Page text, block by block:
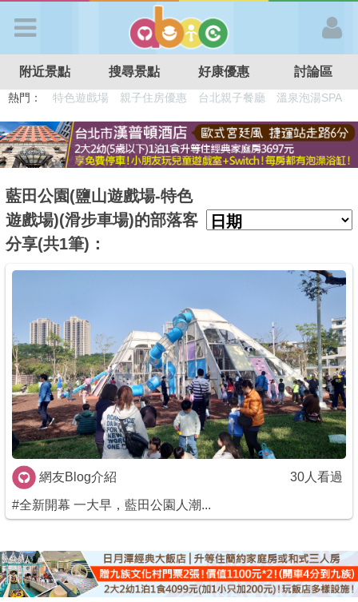
APP登入
首 頁
好康優惠
最新留言
商家合作
推薦景點
討論區
APP下載
附近景點 搜尋景點 好康優惠 討論區
熱門： 特色遊戲場 親子住房優惠 台北親子餐廳
溫泉泡湯SPA
藍田公園(鹽山遊戲場-特色
遊戲場)(滑步車場)的部落客
分享(共1筆)：
網友Blog介紹 30人看過
#全新開幕 一大早，藍田公園人潮...